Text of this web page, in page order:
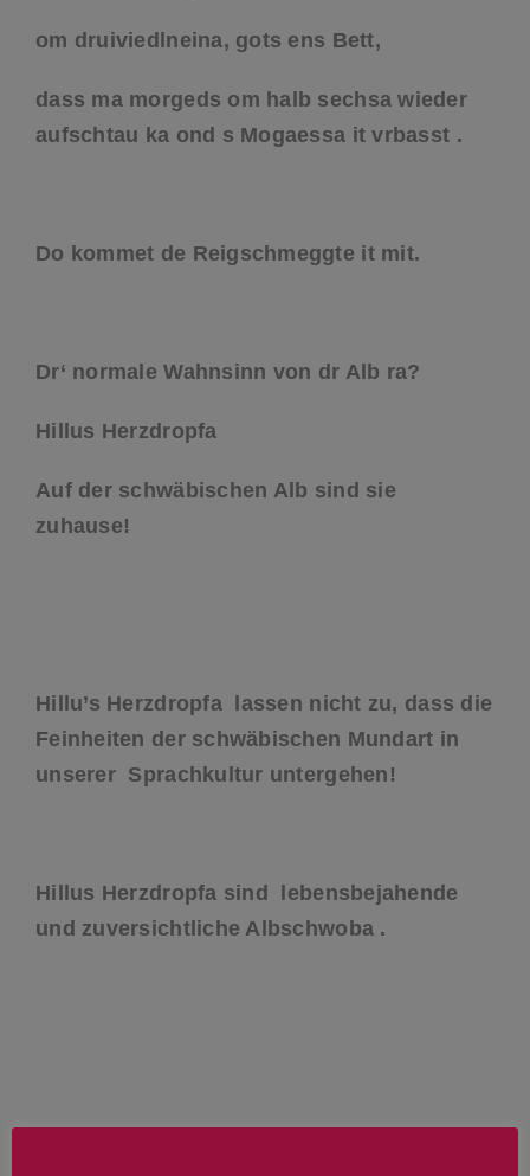
om druiviedlneina, gots ens Bett,
dass ma morgeds om halb sechsa wieder
aufschtau ka ond s Mogaessa it vrbasst .
Do kommet de Reigschmeggte it mit.
Dr‘ normale Wahnsinn von dr Alb ra?
Hillus Herzdropfa
Auf der schwäbischen Alb sind sie
zuhause!
Hillu’s Herzdropfa lassen nicht zu, dass die
Feinheiten der schwäbischen Mundart in
unserer Sprachkultur untergehen!
Hillus Herzdropfa sind lebensbejahende
und zuversichtliche Albschwoba .